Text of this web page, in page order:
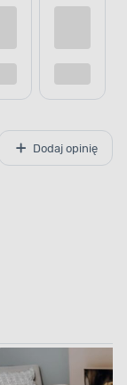
tego
temu
Dodaj opinię